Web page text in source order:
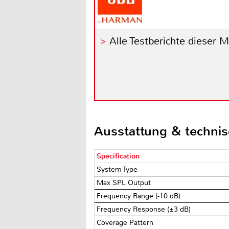
Alle Testberichte dieser
Ausstattung &
Specification
System Type
Max SPL Output
Frequency Range (-10 dB)
Frequency Response (±3 dB)
Coverage Pattern